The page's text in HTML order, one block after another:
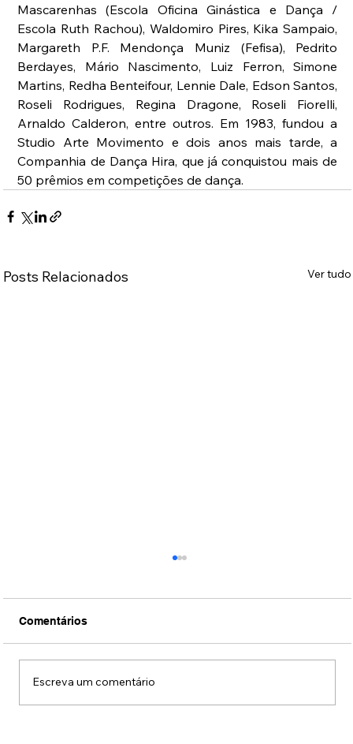
Mascarenhas (Escola Oficina Ginástica e Dança /
Escola Ruth Rachou), Waldomiro Pires, Kika Sampaio,
Margareth P.F. Mendonça Muniz (Fefisa), Pedrito
Berdayes, Mário Nascimento, Luiz Ferron, Simone
Martins, Redha Benteifour, Lennie Dale, Edson Santos,
Roseli Rodrigues, Regina Dragone, Roseli Fiorelli,
Arnaldo Calderon, entre outros. Em 1983, fundou a
Studio Arte Movimento e dois anos mais tarde, a
Companhia de Dança Hira, que já conquistou mais de
50 prêmios em competições de dança.
Posts Relacionados Ver tudo
Comentários
Escreva um comentário